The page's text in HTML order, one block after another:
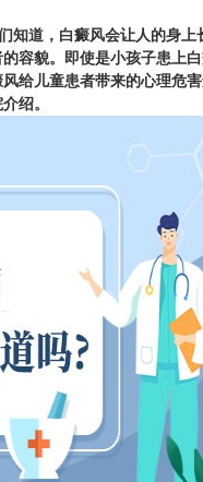
知道，白癜风会让人的身上
容貌。即使是小孩子患上
给儿童患者带来的心理危
介绍。